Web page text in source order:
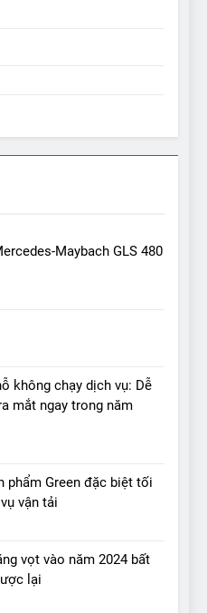
Maybach GLS 480
không chạy dịch vụ: Dễ
mắt ngay trong năm
phẩm Green đặc biệt tối
vận tải
vọt vào năm 2024 bất
lại